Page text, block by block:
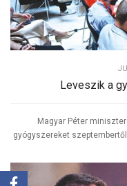
Leveszik a
Magyar Péter
gyógyszereket